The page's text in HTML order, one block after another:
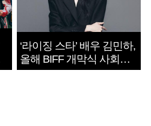
‘라이징 스타’ 배우 김민하,
올해 BIFF 개막식 사회자
확정